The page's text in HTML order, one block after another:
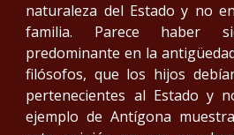
naturaleza del Estado y no
familia. Parece haber
predominante en la
filósofos, que los hijos
pertenecientes al Estado y
ejemplo de Antígona